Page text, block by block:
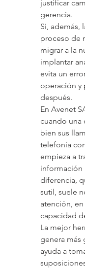
justificar
gerencia.
Si, además,
proceso de
migrar a la
implantar
evita un
operación y
después.
En Avenet
cuando una
bien sus
telefonía
empieza a
información
diferencia,
sutil, suele
atención,
capacidad
La mejor
genera más
ayuda a